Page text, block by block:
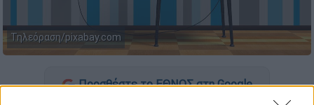
Τηλεόραση/pixabay.com
Προσθέστε το ΕΘΝΟΣ στη Google